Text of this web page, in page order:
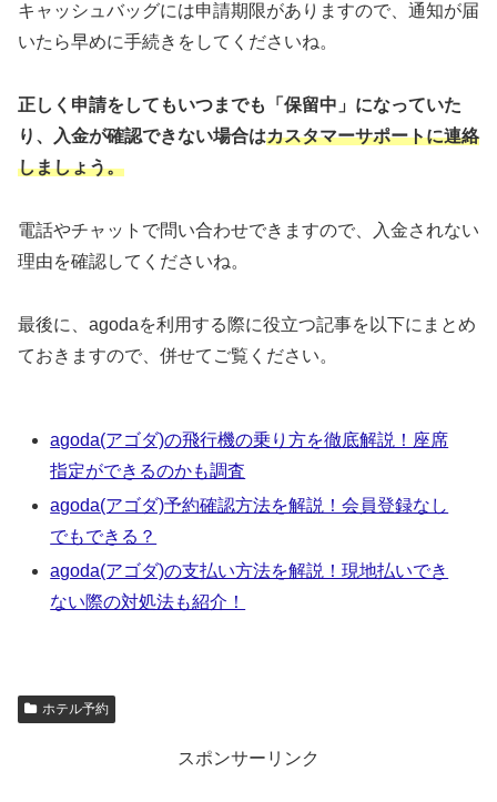
キャッシュバッグには申請期限がありますので、通知が届
いたら早めに手続きをしてくださいね。
正しく申請をしてもいつまでも「保留中」になっていた
り、入金が確認できない場合はカスタマーサポートに連絡
しましょう。
電話やチャットで問い合わせできますので、入金されない
理由を確認してくださいね。
最後に、agodaを利用する際に役立つ記事を以下にまとめ
ておきますので、併せてご覧ください。
agoda(アゴダ)の飛行機の乗り方を徹底解説！座席
指定ができるのかも調査
agoda(アゴダ)予約確認方法を解説！会員登録なし
でもできる？
agoda(アゴダ)の支払い方法を解説！現地払いでき
ない際の対処法も紹介！
ホテル予約
スポンサーリンク